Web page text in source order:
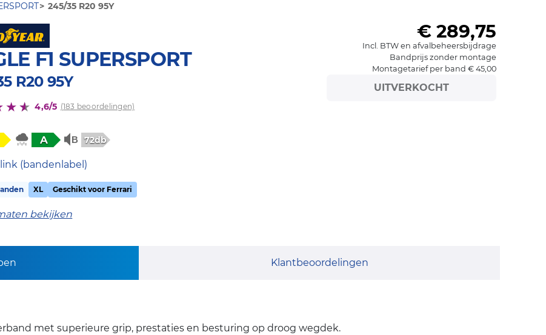
245/35 R20 95Y
F1 SUPERSPORT
R20 95Y
4,6/5 (183 beoordelingen)
A 72db
link (bandenlabel)
XL Geschikt voor Ferrari
bekijken
€ 289,75
Incl. BTW en afvalbeheersbijdrage
Bandprijs zonder montage
Montagetarief per band € 45,00
UITVERKOCHT
Klantbeoordelingen
met superieure grip, prestaties en besturing op droog wegdek.